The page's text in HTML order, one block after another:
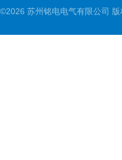
©2026 苏州铭电电气有限公司 版